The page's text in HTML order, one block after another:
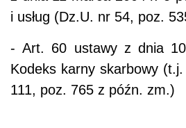
i usług (Dz.U. nr 54, poz.
- Art. 60 ustawy z dnia
Kodeks karny skarbowy
111, poz. 765 z późn. zm.)